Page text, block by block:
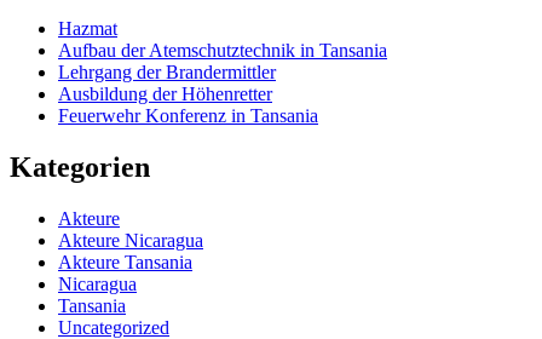
Hazmat
Aufbau der Atemschutztechnik in Tansania
Lehrgang der Brandermittler
Ausbildung der Höhenretter
Feuerwehr Konferenz in Tansania
Kategorien
Akteure
Akteure Nicaragua
Akteure Tansania
Nicaragua
Tansania
Uncategorized